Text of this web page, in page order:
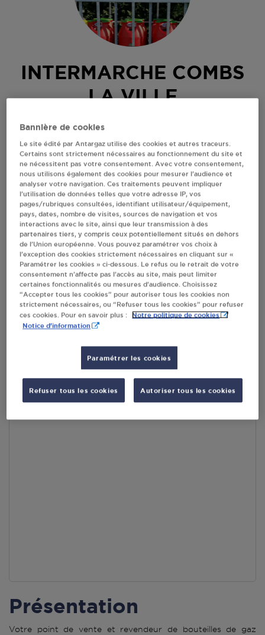
INTERMARCHE COMBS
LA VILLE
2 RUE CHARLES FABRY
Revendeur de bouteilles de gaz
S'Y RENDRE
AFFICHER LE TÉLÉPHONE
RECEVOIR LES COORDONNÉES DU REVENDEUR
En cliquant sur « S’y rendre », j’autorise le traitement
d’informations (dont mon adresse IP) et leur transfert hors UE
par Google Maps afin d’afficher la carte.
En savoir plus
Accès
Présentation
Votre point de vente et revendeur de bouteilles de gaz
Bannière de cookies
Le site édité par Antargaz utilise des cookies et autres traceurs.
Certains sont strictement nécessaires au fonctionnement du site et
ne nécessitent pas votre consentement. Avec votre consentement,
nous utilisons également des cookies pour mesurer l’audience et
analyser votre navigation. Ces traitements peuvent impliquer
l’utilisation de données telles que votre adresse IP, vos
pages/rubriques consultées, identifiant utilisateur/équipement,
pays, dates, nombre de visites, sources de navigation et vos
interactions avec le site, ainsi que leur transmission à des
partenaires tiers, y compris ceux potentiellement situés en dehors
de l’Union européenne. Vous pouvez paramétrer vos choix à
l’exception des cookies strictement nécessaires en cliquant sur «
Paramétrer les cookies » ci-dessous. Le refus ou le retrait de votre
consentement n’affecte pas l’accès au site, mais peut limiter
certaines fonctionnalités ou mesures d’audience. Choisissez
“Accepter tous les cookies” pour autoriser tous les cookies non
strictement nécessaires, ou “Refuser tous les cookies” pour refuser
ces cookies. Pour en savoir plus :
Notre politique de cookies
Notice d'information
Paramétrer les cookies
Refuser tous les cookies Autoriser tous les cookies